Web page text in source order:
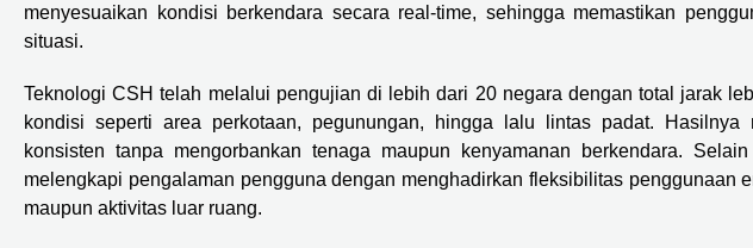
menyesuaikan kondisi berkendara secara real-time, sehingga memastikan
situasi.
Teknologi CSH telah melalui pengujian di lebih dari 20 negara dengan total jarak
kondisi seperti area perkotaan, pegunungan, hingga lalu lintas padat. Hasilnya
konsisten tanpa mengorbankan tenaga maupun kenyamanan berkendara.
melengkapi pengalaman pengguna dengan menghadirkan fleksibilitas penggunaan
maupun aktivitas luar ruang.